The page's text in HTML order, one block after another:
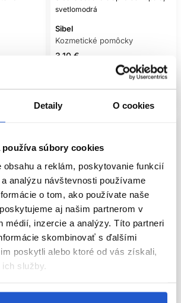
Detaily O cookies
súbory cookies
obsahu a reklám, poskytovanie funkcií
analýzu návštevnosti používame
o tom, ako používate naše
aj našim partnerom v
médií, inzercie a analýzy. Títo partneri
skombinovať s ďalšími
poskytli alebo ktoré od vás získali,
služby.
svetlomodrá
Sibel
Kozmetické pomôcky
3.10 €
Mám záujem
nechty
Sibel olejová sviečka na masáž